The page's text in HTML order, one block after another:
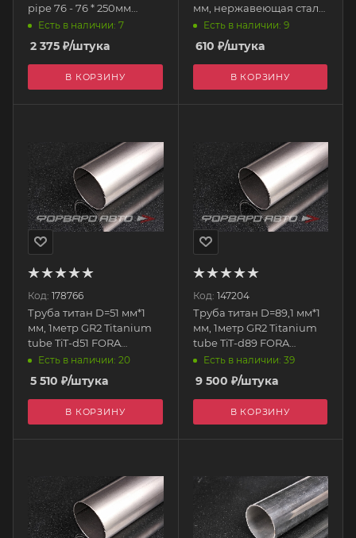
pipe 76 - 76 * 250мм
нержавеющая сталь
EPEXY2212X 3-3 EPMAN
Есть в наличии: 7
2 375 ₽/штука
В КОРЗИНУ
мм, нержавеющая сталь
EP-BJ63R70 EPMAN
Есть в наличии: 9
610 ₽/штука
В КОРЗИНУ
Код: 178766
Труба титан D=51 мм*1
мм, 1метр GR2 Titanium
tube TiT-d51 FORA
TITANIUM
Есть в наличии: 20
5 510 ₽/штука
В КОРЗИНУ
Код: 147204
Труба титан D=89,1 мм*1
мм, 1метр GR2 Titanium
tube TiT-d89 FORA
TITANIUM
Есть в наличии: 39
9 500 ₽/штука
В КОРЗИНУ